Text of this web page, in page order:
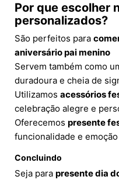
Por que escolher
personalizados?
São perfeitos para
aniversário pai menino
Servem também como
duradoura e cheia de
Utilizamos acessórios
celebração alegre e
Oferecemos presente
funcionalidade e emoção
Concluindo
Seja para presente dia